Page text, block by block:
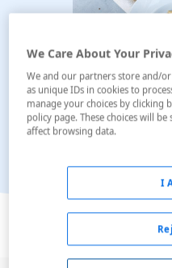
Ver
We Care About Your
We and our partners store and/
as unique IDs in cookies to
manage your choices by clicking
policy page. These choices will
affect browsing data.
I